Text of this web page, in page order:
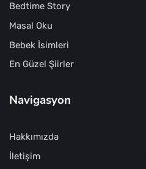
Bedtime Story
Masal Oku
Bebek İsimleri
En Güzel Şiirler
Navigasyon
Hakkımızda
İletişim